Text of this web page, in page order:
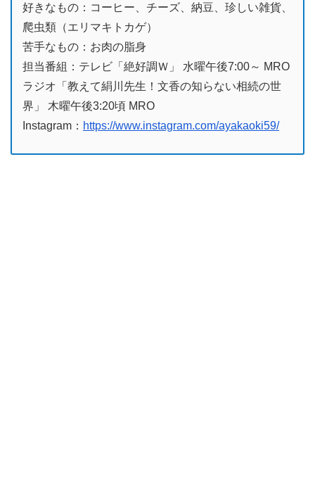
好きなもの：コーヒー、チーズ、納豆、珍しい雑貨、
爬虫類（エリマキトカゲ）
苦手なもの：お肉の脂身
担当番組：テレビ「絶好調Ｗ」 水曜午後7:00～ MRO
ラジオ「教えて絹川先生！文香の知らない相続の世
界」 木曜午後3:20頃 MRO
Instagram： https://www.instagram.com/ayakaoki59/